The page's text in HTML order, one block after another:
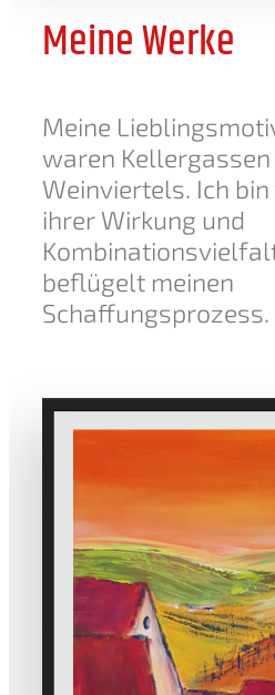
Meine Werke
Meine
waren Kellergassen
Weinviertels. Ich bin
ihrer Wirkung und
beflügelt meinen
Schaffungsprozess.